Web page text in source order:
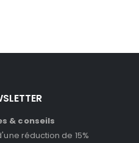
& conseils
réduction de 15%